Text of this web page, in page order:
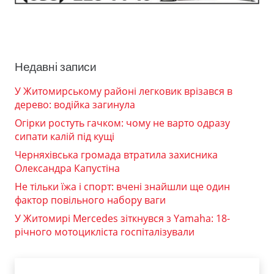
Недавні записи
У Житомирському районі легковик врізався в
дерево: водійка загинула
Огірки ростуть гачком: чому не варто одразу
сипати калій під кущі
Черняхівська громада втратила захисника
Олександра Капустіна
Не тільки їжа і спорт: вчені знайшли ще один
фактор повільного набору ваги
У Житомирі Mercedes зіткнувся з Yamaha: 18-
річного мотоцикліста госпіталізували